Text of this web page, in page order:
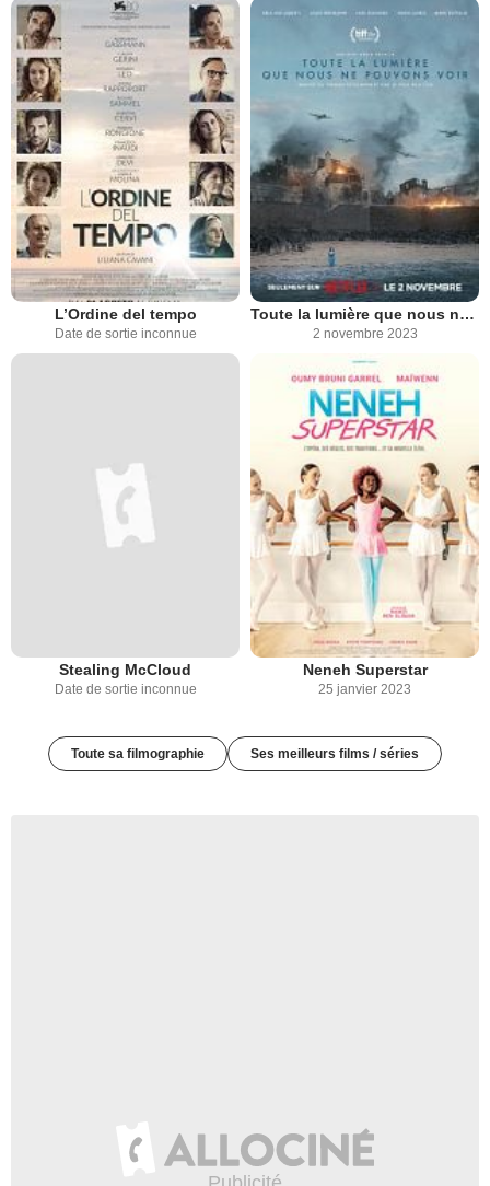
L’Ordine del tempo
Date de sortie inconnue
Toute la lumière que nous ne pouvons voir
2 novembre 2023
Stealing McCloud
Date de sortie inconnue
Neneh Superstar
25 janvier 2023
Toute sa filmographie Ses meilleurs films / séries